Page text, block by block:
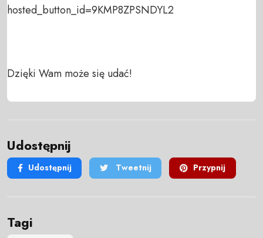
hosted_button_id=9KMP8ZPSNDYL2
Dzięki Wam może się udać!
Udostępnij
Udostępnij Tweetnij Przypnij
Tagi